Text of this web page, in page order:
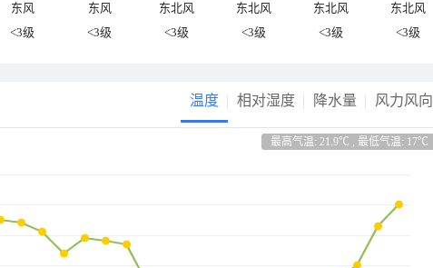
东风 东风 东北风 东北风 东北风
东北风
<3级 <3级 <3级 <3级 <3级 <3级
温度 相对湿度 降水量 风力风向
最高气温: 21.9℃ , 最低气温: 17℃